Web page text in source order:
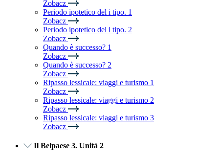
Zobacz
Periodo ipotetico del i tipo. 1
Zobacz
Periodo ipotetico del i tipo. 2
Zobacz
Quando è successo? 1
Zobacz
Quando è successo? 2
Zobacz
Ripasso lessicale: viaggi e turismo 1
Zobacz
Ripasso lessicale: viaggi e turismo 2
Zobacz
Ripasso lessicale: viaggi e turismo 3
Zobacz
Il Belpaese 3. Unità 2